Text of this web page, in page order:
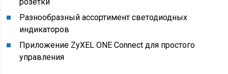
Разнообразный ассортимент светодиодных
индикаторов
Приложение ZyXEL ONE Connect для простого
управления